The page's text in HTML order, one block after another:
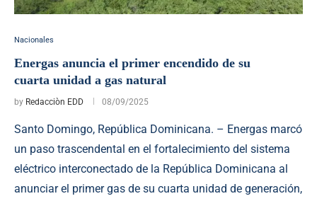
Nacionales
Energas anuncia el primer encendido de su
cuarta unidad a gas natural
by Redacciòn EDD 08/09/2025
Santo Domingo, República Dominicana. – Energas marcó
un paso trascendental en el fortalecimiento del sistema
eléctrico interconectado de la República Dominicana al
anunciar el primer gas de su cuarta unidad de generación,